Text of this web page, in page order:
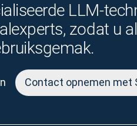
LLM-
zodat u
Contact opnemen met